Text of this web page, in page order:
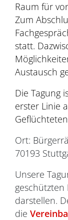
Raum für
Zum
statt.
Austausch
Die Tagung
erster Linie
Ort:
70193
Unsere
geschützten
darstellen.
die